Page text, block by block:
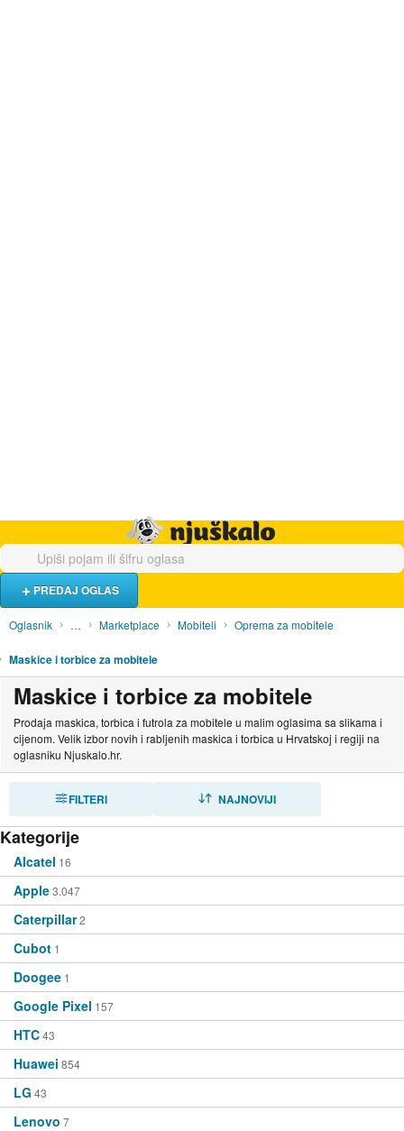
PREDAJ OGLAS
Oglasnik … Marketplace Mobiteli Oprema za mobitele
Maskice i torbice za mobitele
Maskice i torbice za mobitele
Prodaja maskica, torbica i futrola za mobitele u malim oglasima sa slikama i
cijenom. Velik izbor novih i rabljenih maskica i torbica u Hrvatskoj i regiji na
oglasniku Njuskalo.hr.
FILTERI NAJNOVIJI
Kategorije
Alcatel 16
Apple3.047
Caterpillar2
Cubot 1
Doogee 1
Google Pixel 157
HTC43
Huawei 854
LG 43
Lenovo 7